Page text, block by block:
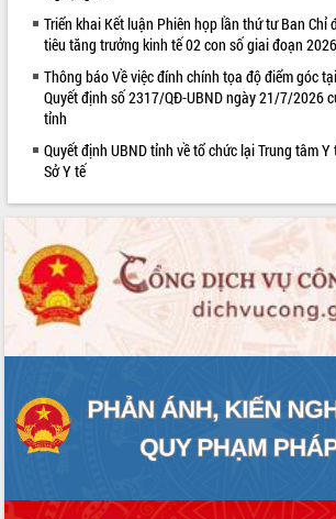
Kỳ họp thứ Hai, Hội đồng nhân dân
tỉnh khóa XI quyết nghị nhiều nội dung
quan trọng
Bí thư Tỉnh ủy Lương Nguyễn Minh
Triết thăm, tặng quà người có công với
cách mạng
Rà soát, hoàn thiện hệ thống thiết chế
phát triển mới
Thường trực HĐND tỉnh Đắk Lắk gặp
mặt Đoàn chuyên gia y tế TP. Hồ Chí
Minh
Lễ truy điệu và an táng hài cốt liệt sĩ
tại Nghĩa trang Liệt sĩ xã Sơn Hòa
định EUDR
Thứ trưởng Bộ Nông nghiệp và Môi
trường Nguyễn Hoàng Hiệp khảo sát
sầu riêng tại Đắk Lắk
Triển khai Kết luận Phiên họp lần thứ tư Ban Chỉ
tiêu tăng trưởng kinh tế 02 con số giai đoạn
Thông báo Về việc đính chính tọa độ điểm góc
Quyết định số 2317/QĐ-UBND ngày 21/7/2026
tỉnh
Quyết định UBND tỉnh về tổ chức lại Trung tâm
Sở Y tế